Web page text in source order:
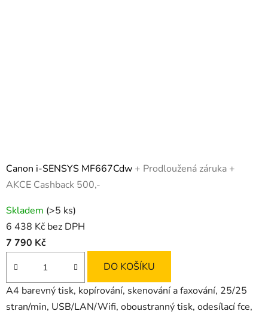
Canon i-SENSYS MF667Cdw + Prodloužená záruka +
AKCE Cashback 500,-
Skladem (>5 ks)
6 438 Kč bez DPH
7 790 Kč
DO KOŠÍKU
A4 barevný tisk, kopírování, skenování a faxování, 25/25
stran/min, USB/LAN/Wifi, oboustranný tisk, odesílací fce,